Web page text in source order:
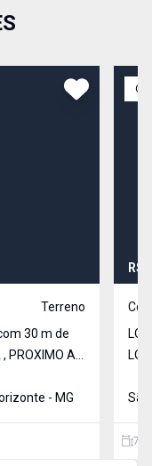
Terreno
30 m de
PROXIMO A
- MG
R$
720